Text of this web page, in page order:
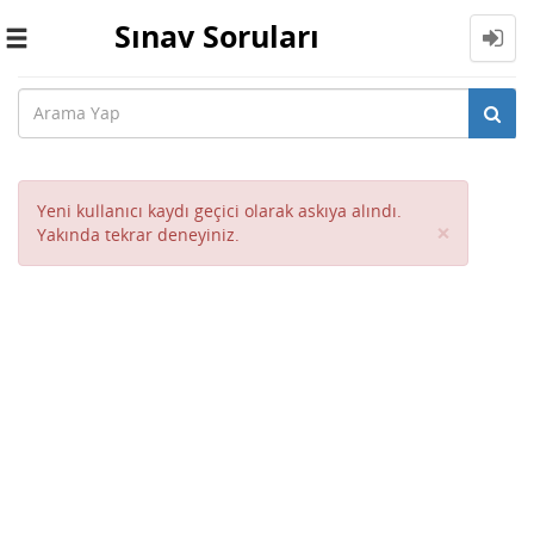
Toggle
Sınav Soruları
Yeni kullanıcı kaydı geçici olarak askıya alındı.
Yakında tekrar deneyiniz.
×